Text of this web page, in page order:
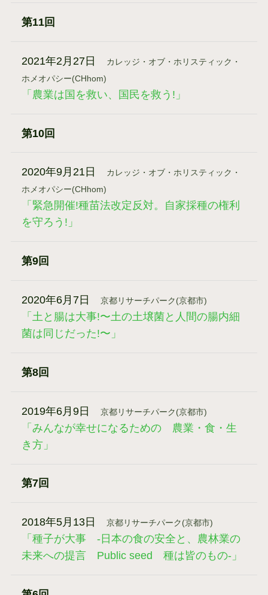
第11回
2021年2月27日
カレッジ・オブ・ホリスティック・
ホメオパシー(CHhom)
「農業は国を救い、国民を救う!」
第10回
2020年9月21日
カレッジ・オブ・ホリスティック・
ホメオパシー(CHhom)
「緊急開催!種苗法改定反対。自家採種の権利
を守ろう!」
第9回
2020年6月7日 京都リサーチパーク(京都市)
「土と腸は大事!〜土の土壌菌と人間の腸内細
菌は同じだった!〜」
第8回
2019年6月9日 京都リサーチパーク(京都市)
「みんなが幸せになるための 農業・食・生
き方」
第7回
2018年5月13日 京都リサーチパーク(京都市)
「種子が大事 -日本の食の安全と、農林業の
未来への提言 Public seed 種は皆のもの-」